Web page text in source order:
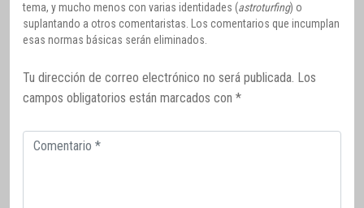
tema, y mucho menos con varias identidades (astroturfing) o
suplantando a otros comentaristas. Los comentarios que incumplan
esas normas básicas serán eliminados.
Tu dirección de correo electrónico no será publicada. Los
campos obligatorios están marcados con *
Comentario